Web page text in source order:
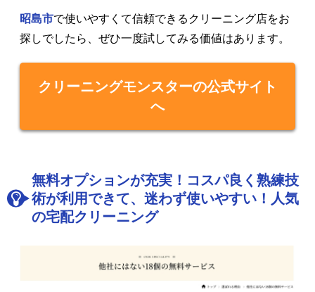
昭島市で使いやすくて信頼できるクリーニング店をお
探しでしたら、ぜひ一度試してみる価値はあります。
クリーニングモンスターの公式サイト
へ
無料オプションが充実！コスパ良く熟練技
術が利用できて、迷わず使いやすい！人気
の宅配クリーニング